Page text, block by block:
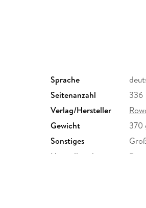
»Ein leidenschaftlicher Aufklärer. « MDR
Sprache
Seitenanzahl
336
Verlag/Hersteller
Gewicht
370
Sonstiges
Herstelleradresse